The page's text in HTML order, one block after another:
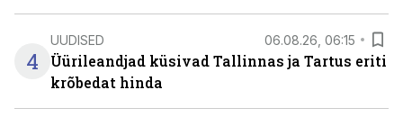
4
UUDISED 06.08.26, 06:15
Üürileandjad küsivad Tallinnas ja Tartus eriti
krõbedat hinda